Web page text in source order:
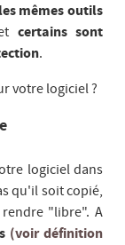
mêmes outils
certains sont
.
votre logiciel ?
logiciel dans
qu'il soit copié,
"libre". A
(voir définition